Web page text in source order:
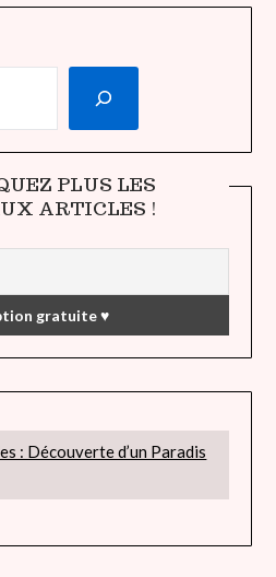
PLUS LES
ARTICLES !
: Découverte d’un Paradis